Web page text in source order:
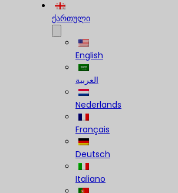
ქართული
English
العربية
Nederlands
Français
Deutsch
Italiano